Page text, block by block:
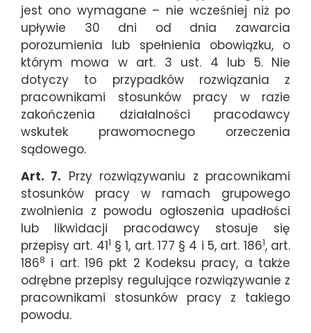
jest ono wymagane – nie wcześniej niż po
upływie 30 dni od dnia zawarcia
porozumienia lub spełnienia obowiązku, o
którym mowa w art. 3 ust. 4 lub 5. Nie
dotyczy to przypadków rozwiązania z
pracownikami stosunków pracy w razie
zakończenia działalności pracodawcy
wskutek prawomocnego orzeczenia
sądowego.
Art. 7. Przy rozwiązywaniu z pracownikami
stosunków pracy w ramach grupowego
zwolnienia z powodu ogłoszenia upadłości
lub likwidacji pracodawcy stosuje się
przepisy art. 411 § 1, art. 177 § 4 i 5, art. 1861, art.
1868 i art. 196 pkt 2 Kodeksu pracy, a także
odrębne przepisy regulujące rozwiązywanie z
pracownikami stosunków pracy z takiego
powodu.